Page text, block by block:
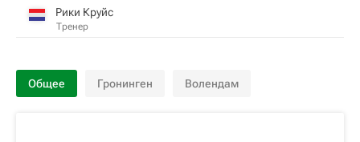
Рики Круйс
Тренер
Общее Гронинген Волендам